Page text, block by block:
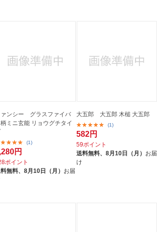
ァンシー グラスファイバ
ミニ玄能 リョウグチタイ
(1)
円
ポイント
無料、8月10日（月） お届
大五郎 大五郎 木槌 大五郎
(1)
582円
59ポイント
送料無料、 8月10日（月） お届
け